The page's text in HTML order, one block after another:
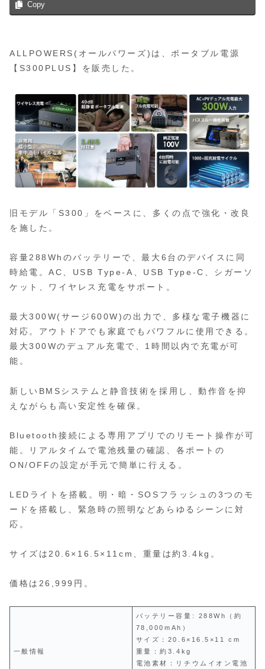
Copy
ALLPOWERS(オールパワーズ)は、ポータブル電源
【S300PLUS】を販売した。
旧モデル「S300」をベースに、多くの点で強化・改良
を施した。
容量288Whのバッテリーで、最大6台のデバイスに同
時給電。AC、USB Type-A、USB Type-C、シガーソ
ケット、ワイヤレス充電をサポート。
最大300W(サージ600W)の出力で、多様な電子機器に
対応。アウトドアでも家庭でもパワフルに使用できる。
最大300Wのデュアル充電で、1時間以内で充電が可
能。
新しいBMSシステムと静音技術を採用し、動作音を抑
えながらも高い安定性を確保。
Bluetooth接続による専用アプリでのリモート操作が可
能。リアルタイムで電池残量の確認、各ポートの
ON/OFFの設定が手元で簡単に行える。
LEDライトを搭載。明・暗・SOSフラッシュの3つのモ
ードを搭載し、緊急時の照明などあらゆるシーンに対
応。
サイズは20.6×16.5×11cm、重量は約3.4kg。
価格は26,999円。
一般情報
バッテリー容量: 288Wh（約
78,000mAh）
サイズ：20.6×16.5×11 cm
重量：約3.4kg
電池素材：リチウムイオン電池